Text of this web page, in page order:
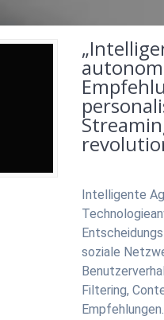
Intelligente
soziale
Filtering,